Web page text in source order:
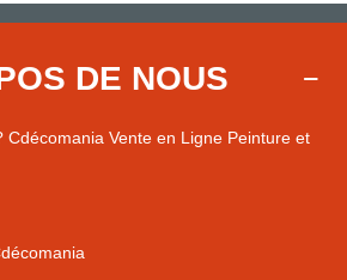
DE NOUS
Cdécomania Vente en Ligne Peinture et